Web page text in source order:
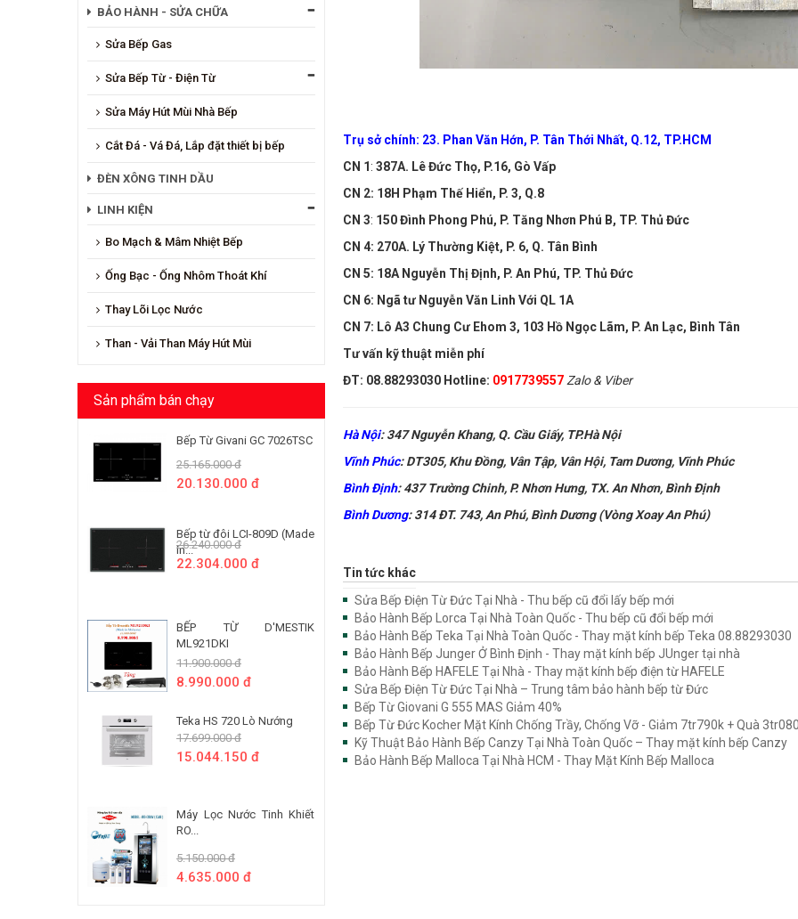
BẢO HÀNH - SỬA CHỮA
Sửa Bếp Gas
Sửa Bếp Từ - Điện Từ
Sửa Máy Hút Mùi Nhà Bếp
Cắt Đá - Vá Đá, Lắp đặt thiết bị bếp
ĐÈN XÔNG TINH DẦU
LINH KIỆN
Bo Mạch & Mâm Nhiệt Bếp
Ống Bạc - Ống Nhôm Thoát Khí
Thay Lõi Lọc Nước
Than - Vải Than Máy Hút Mùi
Sản phẩm bán chạy
Bếp Từ Givani GC 7026TSC
25.165.000 đ
20.130.000 đ
Bếp từ đôi LCI-809D (Made
In...
26.240.000 đ
22.304.000 đ
BẾP TỪ D'MESTIK
ML921DKI
11.900.000 đ
8.990.000 đ
Teka HS 720 Lò Nướng
17.699.000 đ
15.044.150 đ
Máy Lọc Nước Tinh Khiết
RO...
5.150.000 đ
4.635.000 đ
Trụ sở chính: 23. Phan Văn Hớn, P. Tân Thới Nhất, Q.12, TP.HCM
CN 1 : 387A. Lê Đức Thọ, P.16, Gò Vấp
CN 2: 18H Phạm Thế Hiển, P. 3, Q.8
CN 3: 150 Đình Phong Phú, P. Tăng Nhơn Phú B, TP. Thủ Đức
CN 4: 270A. Lý Thường Kiệt, P. 6, Q. Tân Bình
CN 5: 18A Nguyễn Thị Định, P. An Phú, TP. Thủ Đức
CN 6: Ngã tư Nguyễn Văn Linh Với QL 1A
CN 7: Lô A3 Chung Cư Ehom 3, 103 Hồ Ngọc Lãm, P. An Lạc, Bình Tân
Tư vấn kỹ thuật miễn phí
ĐT: 08.88293030 Hotline: 0917739557 Zalo & Viber
Hà Nội: 347 Nguyễn Khang, Q. Cầu Giấy, TP.Hà Nội
Vĩnh Phúc:DT305, Khu Đồng, Vân Tập, Vân Hội, Tam Dương, Vĩnh Phúc
Bình Định:437 Trường Chinh, P. Nhơn Hưng, TX. An Nhơn, Bình Định
Bình Dương: 314 ĐT. 743, An Phú, Bình Dương (Vòng Xoay An Phú)
Tin tức khác
Sửa Bếp Điện Từ Đức Tại Nhà - Thu bếp cũ đổi lấy bếp mới
Bảo Hành Bếp Lorca Tại Nhà Toàn Quốc - Thu bếp cũ đổi bếp mới
Bảo Hành Bếp Teka Tại Nhà Toàn Quốc - Thay mặt kính bếp Teka 08.88293030
Bảo Hành Bếp Junger Ở Bình Định - Thay mặt kính bếp JUnger tại nhà
Bảo Hành Bếp HAFELE Tại Nhà - Thay mặt kính bếp điện từ HAFELE
Sửa Bếp Điện Từ Đức Tại Nhà – Trung tâm bảo hành bếp từ Đức
Bếp Từ Giovani G 555 MAS Giảm 40%
Bếp Từ Đức Kocher Mặt Kính Chống Trầy, Chống Vỡ - Giảm 7tr790k + Quà
Kỹ Thuật Bảo Hành Bếp Canzy Tại Nhà Toàn Quốc – Thay mặt kính bếp Canzy
Bảo Hành Bếp Malloca Tại Nhà HCM - Thay Mặt Kính Bếp Malloca